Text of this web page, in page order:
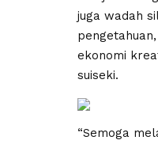
juga wadah
ekonomi
suiseki.
“Semoga